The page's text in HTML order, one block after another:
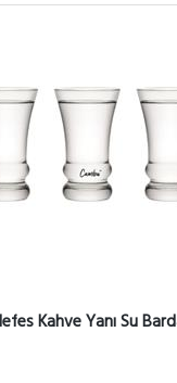
Kahve Yanı Su